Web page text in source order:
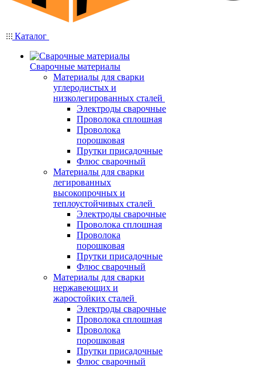
Каталог
Сварочные материалы
Материалы для сварки
углеродистых и
низколегированных сталей
Электроды сварочные
Проволока сплошная
Проволока
порошковая
Прутки присадочные
Флюс сварочный
Материалы для сварки
легированных
высокопрочных и
теплоустойчивых сталей
Электроды сварочные
Проволока сплошная
Проволока
порошковая
Прутки присадочные
Флюс сварочный
Материалы для сварки
нержавеющих и
жаростойких сталей
Электроды сварочные
Проволока сплошная
Проволока
порошковая
Прутки присадочные
Флюс сварочный